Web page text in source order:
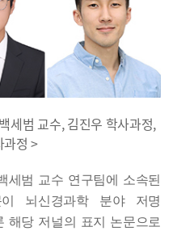
세범 교수, 김진우 학사과정,
과정 >
세범 교수 연구팀에 소속된
뇌신경과학 분야 저명
해당 저널의 표지 논문으로